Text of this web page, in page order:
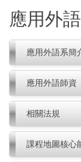
到
要
內
容
區
應用外
應用外語系簡
應用外語師資
相關法規
課程地圖核心